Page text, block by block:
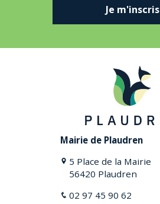
Je m'inscris
Mairie de Plaudren
5 Place de la Mairie
56420 Plaudren
02 97 45 90 62